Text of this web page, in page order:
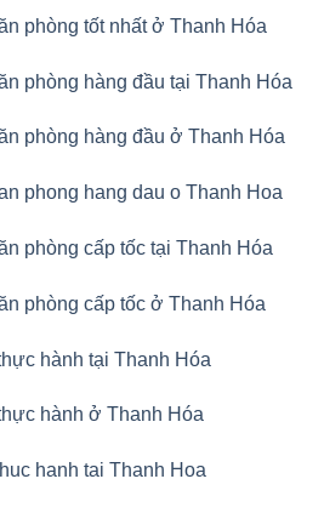
phòng tốt nhất ở Thanh Hóa
phòng hàng đầu tại Thanh Hóa
phòng hàng đầu ở Thanh Hóa
phong hang dau o Thanh Hoa
phòng cấp tốc tại Thanh Hóa
phòng cấp tốc ở Thanh Hóa
hành tại Thanh Hóa
hành ở Thanh Hóa
hanh tai Thanh Hoa